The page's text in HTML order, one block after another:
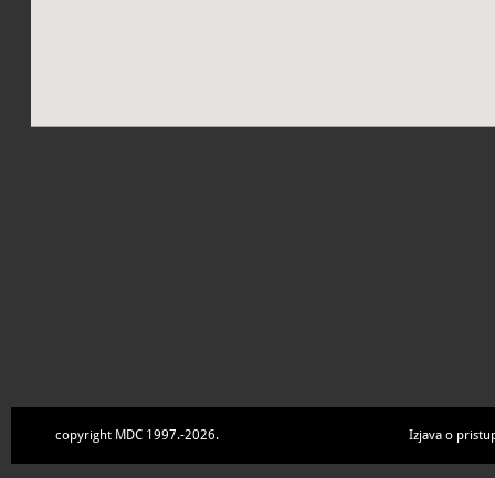
copyright MDC 1997.-2026. Izjava o